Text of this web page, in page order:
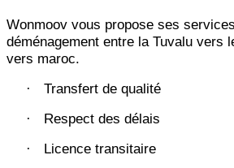
Wonmoov vous propose ses
déménagement entre la Tuvalu vers
vers maroc.
· Transfert de qualité
· Respect des délais
· Licence transitaire